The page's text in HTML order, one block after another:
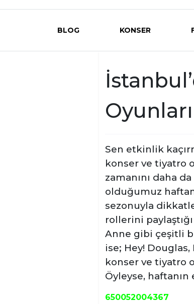
Eventmag
BLOG KONSER
Sen etkinlik
konser ve tiyatro
zamanını daha
olduğumuz
sezonuyla
rollerini
Anne gibi çeşitli
ise; Hey!
konser ve tiyatro
Öyleyse,
650052004367